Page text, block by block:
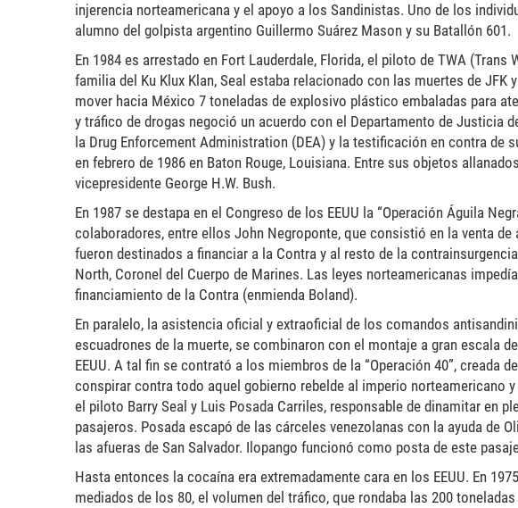
injerencia norteamericana y el apoyo a los Sandinistas. Uno de los
alumno del golpista argentino Guillermo Suárez Mason y su Batallón 601.
En 1984 es arrestado en Fort Lauderdale, Florida, el piloto de TWA
familia del Ku Klux Klan, Seal estaba relacionado con las muertes de
mover hacia México 7 toneladas de explosivo plástico embaladas para
y tráfico de drogas negoció un acuerdo con el Departamento de Justicia
la Drug Enforcement Administration (DEA) y la testificación en contra
en febrero de 1986 en Baton Rouge, Louisiana. Entre sus objetos
vicepresidente George H.W. Bush.
En 1987 se destapa en el Congreso de los EEUU la “Operación Águila
colaboradores, entre ellos John Negroponte, que consistió en la venta
fueron destinados a financiar a la Contra y al resto de la
North, Coronel del Cuerpo de Marines. Las leyes norteamericanas
financiamiento de la Contra (enmienda Boland).
En paralelo, la asistencia oficial y extraoficial de los comandos
escuadrones de la muerte, se combinaron con el montaje a gran escala
EEUU. A tal fin se contrató a los miembros de la “Operación 40”, creada
conspirar contra todo aquel gobierno rebelde al imperio norteamericano
el piloto Barry Seal y Luis Posada Carriles, responsable de dinamitar en
pasajeros. Posada escapó de las cárceles venezolanas con la ayuda de
las afueras de San Salvador. Ilopango funcionó como posta de este
Hasta entonces la cocaína era extremadamente cara en los EEUU. En
mediados de los 80, el volumen del tráfico, que rondaba las 200